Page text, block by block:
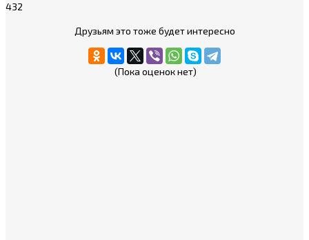
432
Друзьям это тоже будет интересно
(Пока оценок нет)